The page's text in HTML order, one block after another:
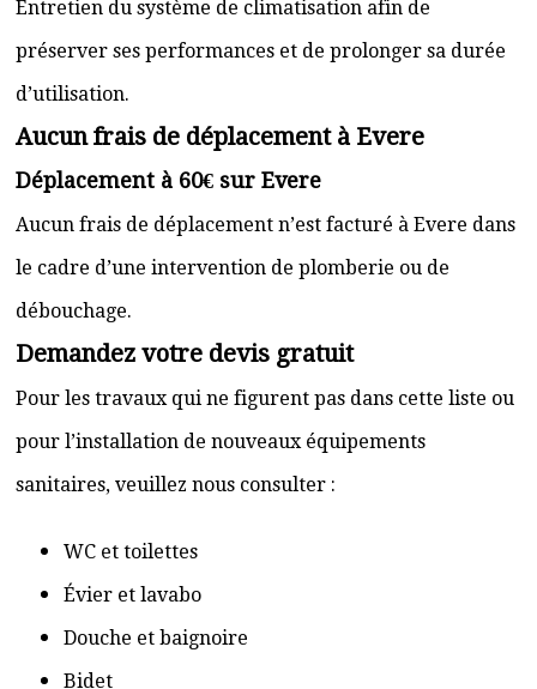
Entretien du système de climatisation afin de
préserver ses performances et de prolonger sa durée
d’utilisation.
Aucun frais de déplacement à Evere
Déplacement à 60€ sur Evere
Aucun frais de déplacement n’est facturé à Evere dans
le cadre d’une intervention de plomberie ou de
débouchage.
Demandez votre devis gratuit
Pour les travaux qui ne figurent pas dans cette liste ou
pour l’installation de nouveaux équipements
sanitaires, veuillez nous consulter :
WC et toilettes
Évier et lavabo
Douche et baignoire
Bidet